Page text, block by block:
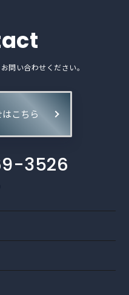
問い合わせください。
こちら
3526